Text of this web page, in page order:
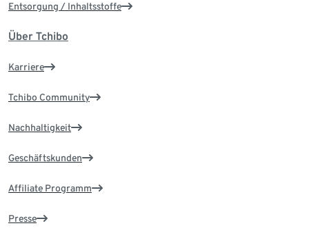
Entsorgung / Inhaltsstoffe
Über Tchibo
Karriere
Tchibo Community
Nachhaltigkeit
Geschäftskunden
Affiliate Programm
Presse